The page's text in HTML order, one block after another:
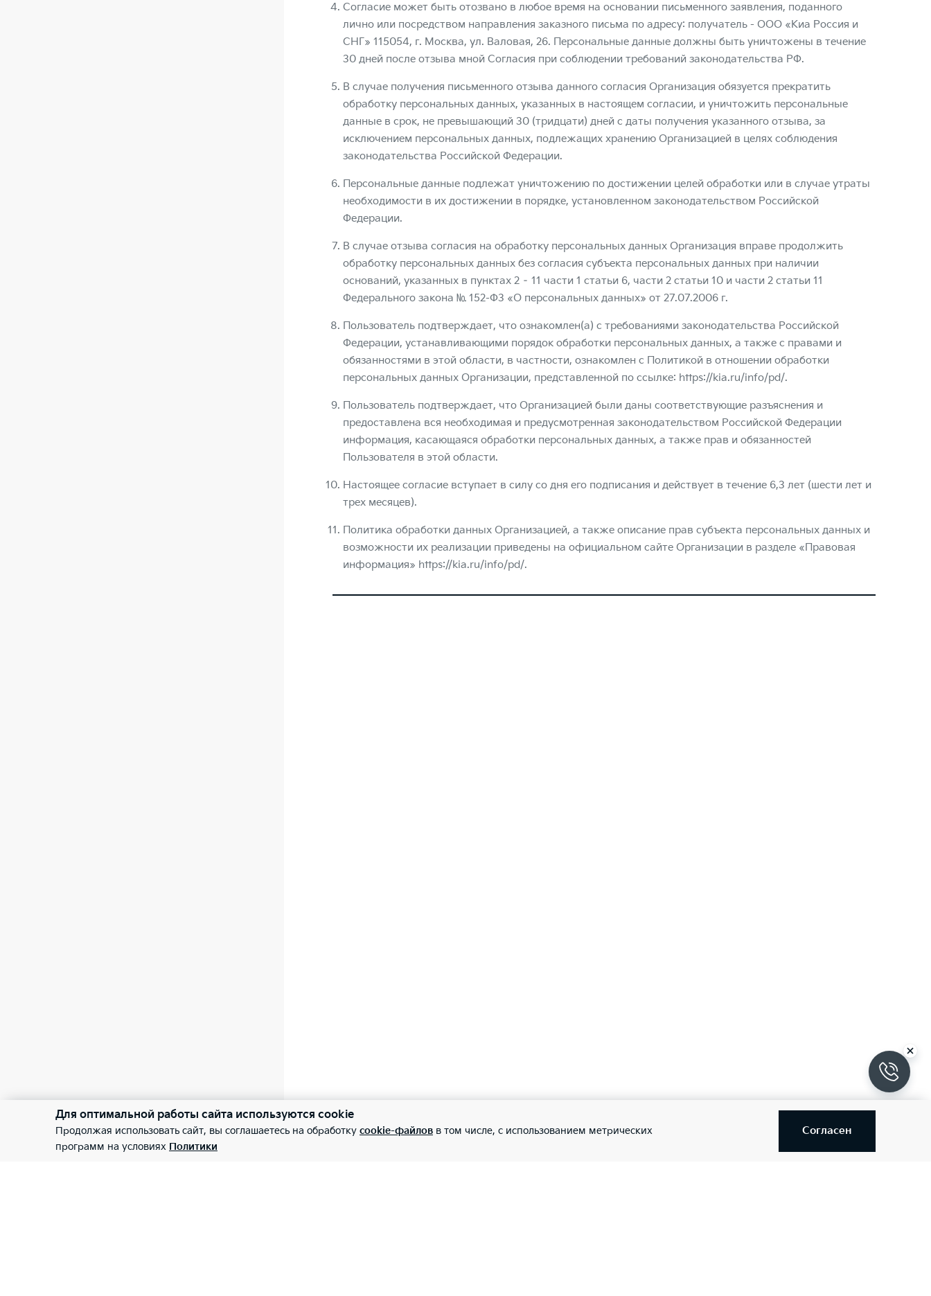
Согласие может быть отозвано в любое время на основании письменного заявления, поданного
лично или посредством направления заказного письма по адресу: получатель - ООО «Киа Россия и
СНГ» 115054, г. Москва, ул. Валовая, 26. Персональные данные должны быть уничтожены в течение
30 дней после отзыва мной Согласия при соблюдении требований законодательства РФ.
В случае получения письменного отзыва данного согласия Организация обязуется прекратить
обработку персональных данных, указанных в настоящем согласии, и уничтожить персональные
данные в срок, не превышающий 30 (тридцати) дней с даты получения указанного отзыва, за
исключением персональных данных, подлежащих хранению Организацией в целях соблюдения
законодательства Российской Федерации.
Персональные данные подлежат уничтожению по достижении целей обработки или в случае утраты
необходимости в их достижении в порядке, установленном законодательством Российской
Федерации.
В случае отзыва согласия на обработку персональных данных Организация вправе продолжить
обработку персональных данных без согласия субъекта персональных данных при наличии
оснований, указанных в пунктах 2 – 11 части 1 статьи 6, части 2 статьи 10 и части 2 статьи 11
Федерального закона № 152-ФЗ «О персональных данных» от 27.07.2006 г.
Пользователь подтверждает, что ознакомлен(а) с требованиями законодательства Российской
Федерации, устанавливающими порядок обработки персональных данных, а также с правами и
обязанностями в этой области, в частности, ознакомлен с Политикой в отношении обработки
персональных данных Организации, представленной по ссылке: https://kia.ru/info/pd/.
Пользователь подтверждает, что Организацией были даны соответствующие разъяснения и
предоставлена вся необходимая и предусмотренная законодательством Российской Федерации
информация, касающаяся обработки персональных данных, а также прав и обязанностей
Пользователя в этой области.
Настоящее согласие вступает в силу со дня его подписания и действует в течение 6,3 лет (шести лет и
трех месяцев).
Политика обработки данных Организацией, а также описание прав субъекта персональных данных и
возможности их реализации приведены на официальном сайте Организации в разделе «Правовая
информация» https://kia.ru/info/pd/.
Для оптимальной работы сайта используются cookie
Продолжая использовать сайт, вы соглашаетесь на обработку cookie-файлов в том числе, с использованием метрических
программ на условиях Политики
Согласен